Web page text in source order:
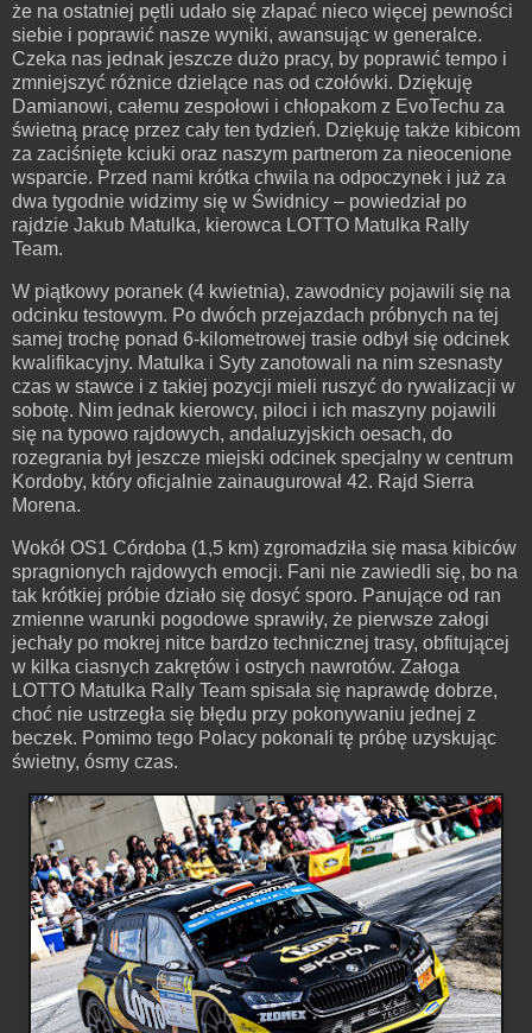
że na ostatniej pętli udało się złapać nieco więcej pewności
siebie i poprawić nasze wyniki, awansując w generalce.
Czeka nas jednak jeszcze dużo pracy, by poprawić tempo i
zmniejszyć różnice dzielące nas od czołówki. Dziękuję
Damianowi, całemu zespołowi i chłopakom z EvoTechu za
świetną pracę przez cały ten tydzień. Dziękuję także kibicom
za zaciśnięte kciuki oraz naszym partnerom za nieocenione
wsparcie. Przed nami krótka chwila na odpoczynek i już za
dwa tygodnie widzimy się w Świdnicy – powiedział po
rajdzie Jakub Matulka, kierowca LOTTO Matulka Rally
Team.
W piątkowy poranek (4 kwietnia), zawodnicy pojawili się na
odcinku testowym. Po dwóch przejazdach próbnych na tej
samej trochę ponad 6-kilometrowej trasie odbył się odcinek
kwalifikacyjny. Matulka i Syty zanotowali na nim szesnasty
czas w stawce i z takiej pozycji mieli ruszyć do rywalizacji w
sobotę. Nim jednak kierowcy, piloci i ich maszyny pojawili
się na typowo rajdowych, andaluzyjskich oesach, do
rozegrania był jeszcze miejski odcinek specjalny w centrum
Kordoby, który oficjalnie zainaugurował 42. Rajd Sierra
Morena.
Wokół OS1 Córdoba (1,5 km) zgromadziła się masa kibiców
spragnionych rajdowych emocji. Fani nie zawiedli się, bo na
tak krótkiej próbie działo się dosyć sporo. Panujące od ran
zmienne warunki pogodowe sprawiły, że pierwsze załogi
jechały po mokrej nitce bardzo technicznej trasy, obfitującej
w kilka ciasnych zakrętów i ostrych nawrotów. Załoga
LOTTO Matulka Rally Team spisała się naprawdę dobrze,
choć nie ustrzegła się błędu przy pokonywaniu jednej z
beczek. Pomimo tego Polacy pokonali tę próbę uzyskując
świetny, ósmy czas.